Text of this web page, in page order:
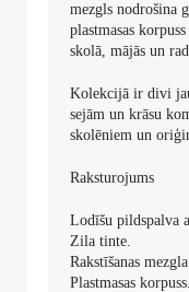
mezgls nodrošina
plastmasas
skolā, mājās un
Kolekcijā ir divi
sejām un krāsu
skolēniem un
Raksturojums
Lodīšu pildspalva
Zila tinte.
Rakstīšanas
Plastmasas korpuss.